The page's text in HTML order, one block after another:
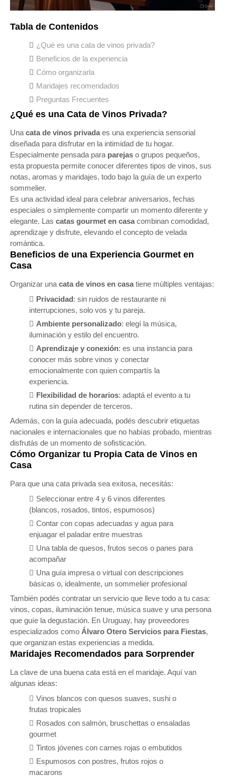
Tabla de Contenidos
¿Qué es una cata de vinos privada?
Beneficios de la experiencia
Cómo organizarla
Maridajes recomendados
Preguntas Frecuentes
¿Qué es una Cata de Vinos Privada?
Una cata de vinos privadaes una experiencia sensorial
diseñada para disfrutar en la intimidad de tu hogar.
Especialmente pensada para parejas o grupos pequeños,
esta propuesta permite conocer diferentes tipos de vinos, sus
notas, aromas y maridajes, todo bajo la guía de un experto
sommelier.
Es una actividad ideal para celebrar aniversarios, fechas
especiales o simplemente compartir un momento diferente y
elegante. Las catas gourmet en casacombinan comodidad,
aprendizaje y disfrute, elevando el concepto de velada
romántica.
Beneficios de una Experiencia Gourmet en
Casa
Organizar una cata de vinos en casatiene múltiples ventajas:
Privacidad: sin ruidos de restaurante ni
interrupciones, solo vos y tu pareja.
Ambiente personalizado: elegí la música,
iluminación y estilo del encuentro.
Aprendizaje y conexión: es una instancia para
conocer más sobre vinos y conectar
emocionalmente con quien compartís la
experiencia.
Flexibilidad de horarios: adaptá el evento a tu
rutina sin depender de terceros.
Además, con la guía adecuada, podés descubrir etiquetas
nacionales e internacionales que no habías probado, mientras
disfrutás de un momento de sofisticación.
Cómo Organizar tu Propia Cata de Vinos en
Casa
Para que una cata privada sea exitosa, necesitás:
Seleccionar entre 4 y 6 vinos diferentes
(blancos, rosados, tintos, espumosos)
Contar con copas adecuadas y agua para
enjuagar el paladar entre muestras
Una tabla de quesos, frutos secos o panes para
acompañar
Una guía impresa o virtual con descripciones
básicas o, idealmente, un sommelier profesional
También podés contratar un servicio que lleve todo a tu casa:
vinos, copas, iluminación tenue, música suave y una persona
que guíe la degustación. En Uruguay, hay proveedores
especializados como Álvaro Otero Servicios para Fiestas,
que organizan estas experiencias a medida.
Maridajes Recomendados para Sorprender
La clave de una buena cata está en el maridaje. Aquí van
algunas ideas:
Vinos blancos con quesos suaves, sushi o
frutas tropicales
Rosados con salmón, bruschettas o ensaladas
gourmet
Tintos jóvenes con carnes rojas o embutidos
Espumosos con postres, frutos rojos o
macarons